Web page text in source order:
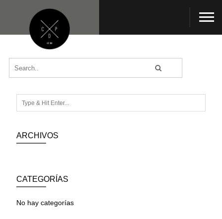
ARCHIVOS
CATEGORÍAS
No hay categorías